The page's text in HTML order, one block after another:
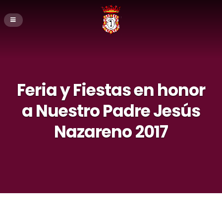
Feria y Fiestas en honor
a Nuestro Padre Jesús
Nazareno 2017